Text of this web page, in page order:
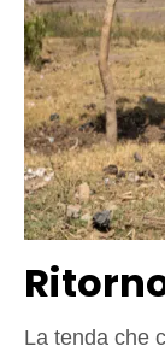
La tenda che